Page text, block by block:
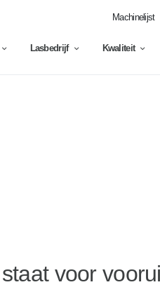
Machinelijst
Lasbedrijf Kwaliteit
voor